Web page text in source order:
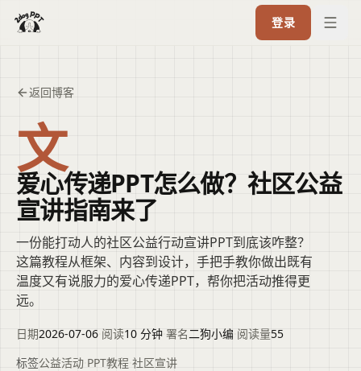
登录
返回博客
文
爱心传递PPT怎么做？社区公益
宣讲指南来了
一份能打动人的社区公益行动宣讲PPT到底该咋整？
这篇教程从框架、内容到设计，手把手教你做出既有
温度又有说服力的爱心传递PPT，帮你把活动推得更
远。
日期2026-07-06 阅读10 分钟 署名二狗小编 阅读量55
标签公益活动 PPT教程 社区宣讲